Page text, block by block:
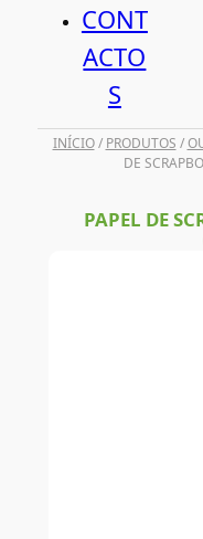
CONT
ACTO
S
INÍCIO/ PRODUTOS /
DE
PAPEL DE